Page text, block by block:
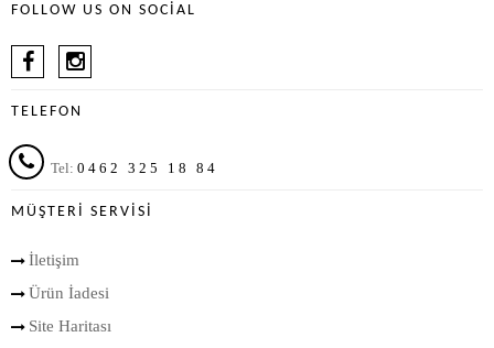
FOLLOW US ON SOCIAL
TELEFON
Tel: 0462 325 18 84
MÜŞTERI SERVISI
İletişim
Ürün İadesi
Site Haritası